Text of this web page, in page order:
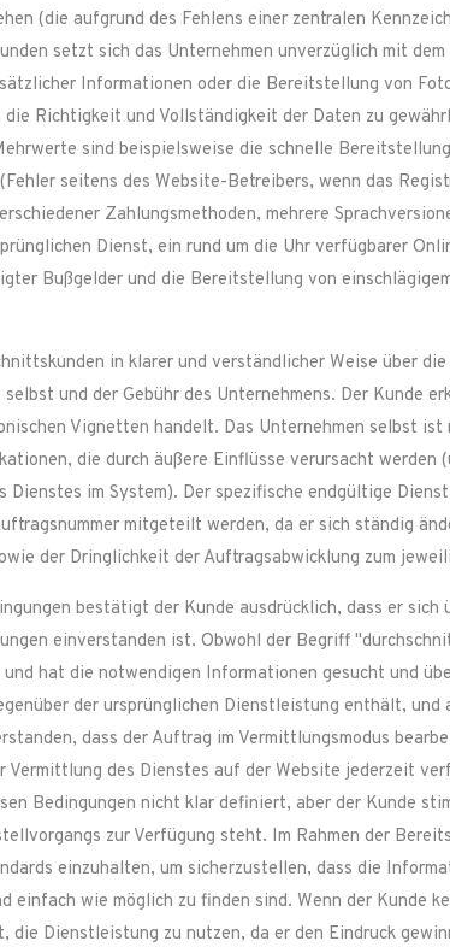
(die aufgrund des Fehlens einer zentralen
setzt sich das Unternehmen unverzüglich mit dem
Informationen oder die Bereitstellung von
Richtigkeit und Vollständigkeit der Daten zu
sind beispielsweise die schnelle
seitens des Website-Betreibers, wenn das
Zahlungsmethoden, mehrere
Dienst, ein rund um die Uhr verfügbarer
Bußgelder und die Bereitstellung von
in klarer und verständlicher Weise über
und der Gebühr des Unternehmens. Der Kunde
Vignetten handelt. Das Unternehmen selbst
die durch äußere Einflüsse verursacht werden
im System). Der spezifische endgültige
mitgeteilt werden, da er sich ständig
der Dringlichkeit der Auftragsabwicklung zum
bestätigt der Kunde ausdrücklich, dass er sich
einverstanden ist. Obwohl der Begriff
hat die notwendigen Informationen gesucht und
der ursprünglichen Dienstleistung enthält,
dass der Auftrag im Vermittlungsmodus
Vermittlung des Dienstes auf der Website jederzeit
Bedingungen nicht klar definiert, aber der Kunde
zur Verfügung steht. Im Rahmen der
einzuhalten, um sicherzustellen, dass die
einfach wie möglich zu finden sind. Wenn der Kunde
Dienstleistung zu nutzen, da er den Eindruck